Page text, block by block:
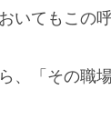
いてもこの
、「その職